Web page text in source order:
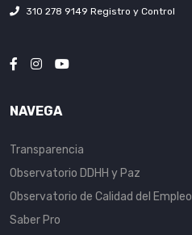
310 278 9149 Registro y Control
NAVEGA
Transparencia
Observatorio DDHH y Paz
Observatorio de Calidad del Empleo
Saber Pro